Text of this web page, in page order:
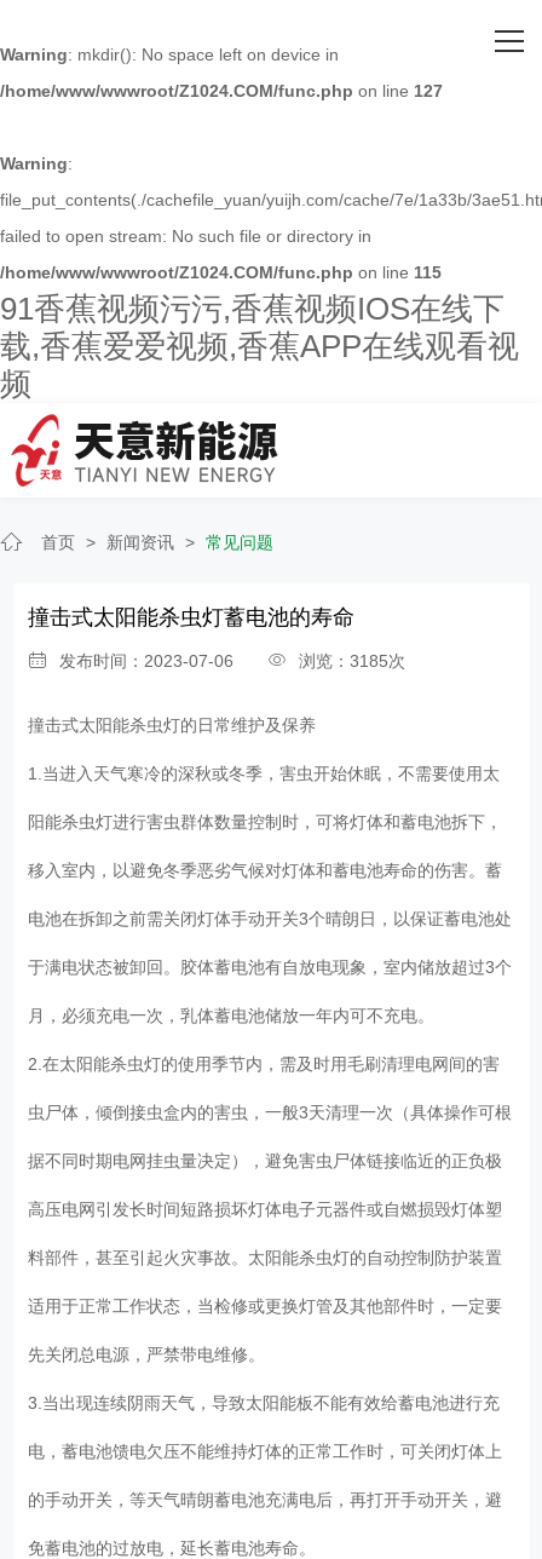
Warning: mkdir(): No space left on device in
/home/www/wwwroot/Z1024.COM/func.php on line 127
Warning:
file_put_contents(./cachefile_yuan/yuijh.com/cache/7e/1a33b/
failed to open stream: No such file or directory in
/home/www/wwwroot/Z1024.COM/func.php on line 115
91香蕉视频污污,香蕉视频IOS在线下
载,香蕉爱爱视频,香蕉APP在线观看视
频
关于91香蕉视频污污
主营产品
人才招聘
新闻资讯
联系91香蕉视频污污
首页 > 新闻资讯 > 常见问题
撞击式太阳能杀虫灯蓄电池的寿命
发布时间：2023-07-06 浏览：3185次
撞击式太阳能杀虫灯的日常维护及保养
1.当进入天气寒冷的深秋或冬季，害虫开始休眠，不需要使用太
阳能杀虫灯进行害虫群体数量控制时，可将灯体和蓄电池拆下，
移入室内，以避免冬季恶劣气候对灯体和蓄电池寿命的伤害。蓄
电池在拆卸之前需关闭灯体手动开关3个晴朗日，以保证蓄电池处
于满电状态被卸回。胶体蓄电池有自放电现象，室内储放超过3个
月，必须充电一次，乳体蓄电池储放一年内可不充电。
2.在太阳能杀虫灯的使用季节内，需及时用毛刷清理电网间的害
虫尸体，倾倒接虫盒内的害虫，一般3天清理一次（具体操作可根
据不同时期电网挂虫量决定），避免害虫尸体链接临近的正负极
高压电网引发长时间短路损坏灯体电子元器件或自燃损毁灯体塑
料部件，甚至引起火灾事故。太阳能杀虫灯的自动控制防护装置
适用于正常工作状态，当检修或更换灯管及其他部件时，一定要
先关闭总电源，严禁带电维修。
3.当出现连续阴雨天气，导致太阳能板不能有效给蓄电池进行充
电，蓄电池馈电欠压不能维持灯体的正常工作时，可关闭灯体上
的手动开关，等天气晴朗蓄电池充满电后，再打开手动开关，避
免蓄电池的过放电，延长蓄电池寿命。